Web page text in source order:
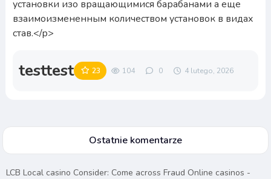
установки изо вращающимися барабанами а еще
взаимоизмененным количеством установок в видах
став.</p>
testtest 23 104 0 4 lutego, 2026
Ostatnie komentarze
LCB Local casino Consider: Come across Fraud Online casinos -